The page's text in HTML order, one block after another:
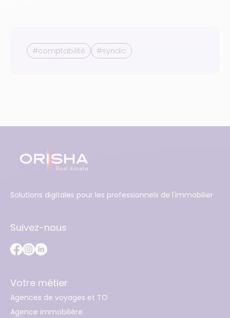
#comptabilité #syndic
Solutions digitales pour les professionnels de l'immobilier
Suivez-nous
Votre métier
Agences de voyages et TO
Agence immobilière